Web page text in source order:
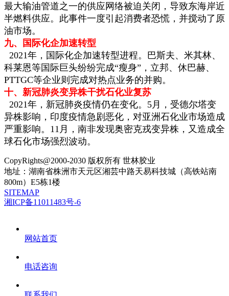
最大输油管道之一的供应网络被迫关闭，导致东海岸近
半燃料供应。此事件一度引起消费者恐慌，并搅动了原
油市场。
九、国际化企加速转型
2021年，国际化企加速转型进程。巴斯夫、米其林、
科莱恩等国际巨头纷纷完成“瘦身”，立邦、休巴赫、
PTTGC等企业则完成对热点业务的并购。
十、新冠肺炎变异株干扰石化业复苏
2021年，新冠肺炎疫情仍在变化。5月，受德尔塔变
异株影响，印度疫情急剧恶化，对亚洲石化业市场造成
严重影响。11月，南非发现奥密克戎变异株，又造成全
球石化市场强烈波动。
CopyRights@2000-2030 版权所有 世林胶业
地址：湖南省株洲市天元区湘芸中路天易科技城（高铁站南
800m）E5栋1楼
SITEMAP
湘ICP备11011483号-6
网站首页
电话咨询